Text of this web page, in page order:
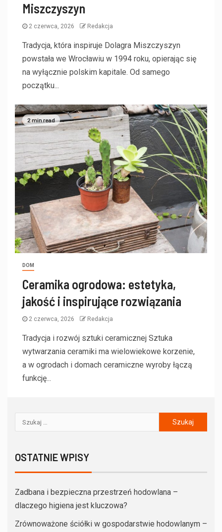
Miszczyszyn
2 czerwca, 2026 Redakcja
Tradycja, która inspiruje Dolagra Miszczyszyn
powstała we Wrocławiu w 1994 roku, opierając się
na wyłącznie polskim kapitale. Od samego
początku...
2 min read
DOM
Ceramika ogrodowa: estetyka,
jakość i inspirujące rozwiązania
2 czerwca, 2026 Redakcja
Tradycja i rozwój sztuki ceramicznej Sztuka
wytwarzania ceramiki ma wielowiekowe korzenie,
a w ogrodach i domach ceramiczne wyroby łączą
funkcję...
OSTATNIE WPISY
Zadbana i bezpieczna przestrzeń hodowlana –
dlaczego higiena jest kluczowa?
Zrównoważone ściółki w gospodarstwie hodowlanym –